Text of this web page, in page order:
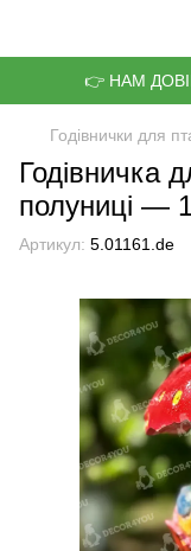
👉 НАМ
Годівнички для
Годівничка
полуниці —
Артикул: 5.01161.de